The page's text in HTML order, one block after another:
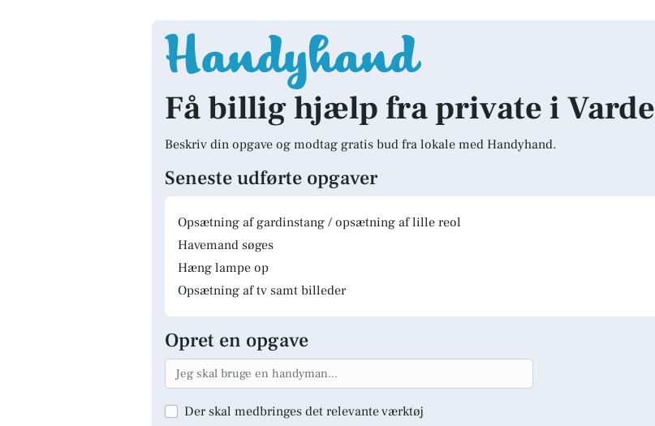
Få billig hjælp fra private i Varde
Beskriv din opgave og modtag gratis bud fra lokale med Handyhand.
Seneste udførte opgaver
Opsætning af gardinstang / opsætning af lille reol
Havemand søges
Hæng lampe op
Opsætning af tv samt billeder
Opret en opgave
Der skal medbringes det relevante værktøj